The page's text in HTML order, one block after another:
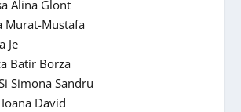
Alina Glont
Murat-Mustafa
Je
Batir Borza
Simona Sandru
David